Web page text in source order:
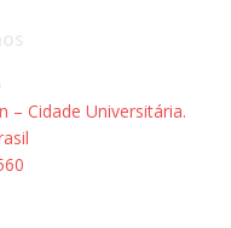
– Cidade Universitária.